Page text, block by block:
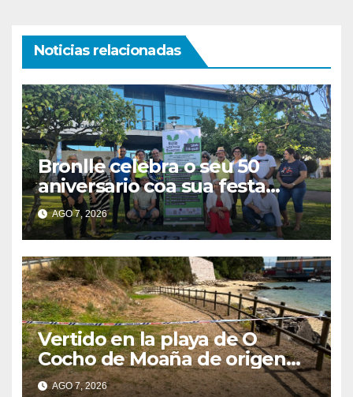
Noticias relacionadas
Bronlle celebra o seu 50
aniversario coa sua festa
popular o vindeiro sábado 15
de agosto
AGO 7, 2026
Vertido en la playa de O
Cocho de Moaña de origen
desconocido
AGO 7, 2026